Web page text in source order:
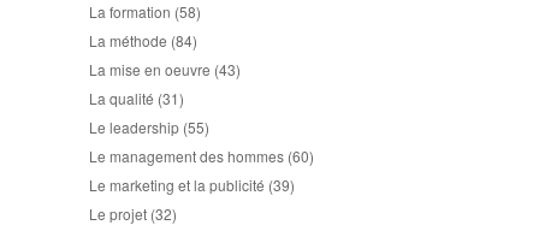
La formation (58)
La méthode (84)
La mise en oeuvre (43)
La qualité (31)
Le leadership (55)
Le management des hommes (60)
Le marketing et la publicité (39)
Le projet (32)